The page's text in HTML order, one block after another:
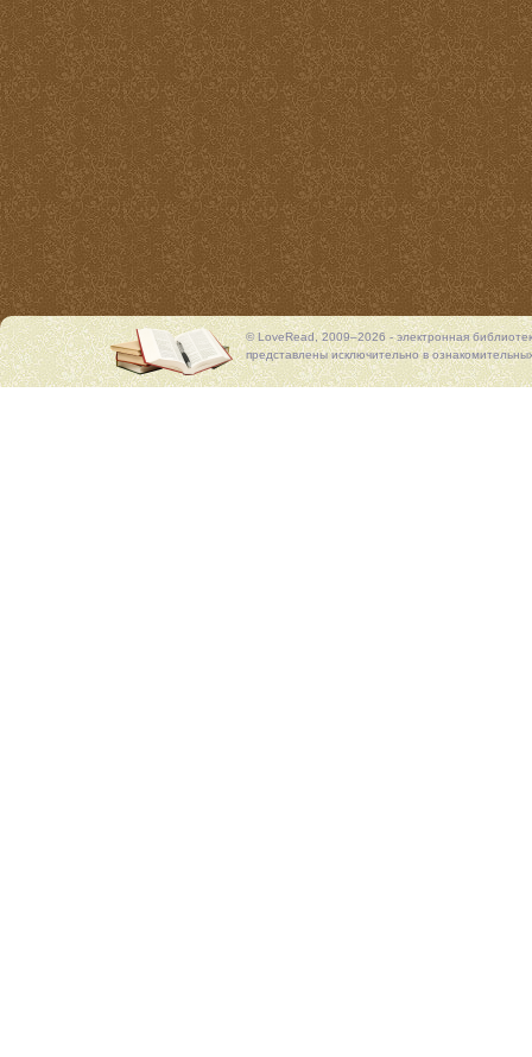
© LoveRead, 2009–2026 - электронная
представлены исключительно в